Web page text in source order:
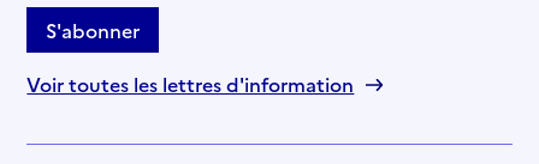
S'abonner
Voir toutes les lettres d'information